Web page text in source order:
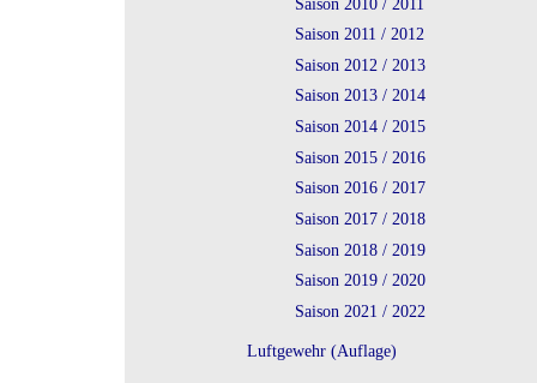
Saison 2011 / 2012
Saison 2012 / 2013
Saison 2013 / 2014
Saison 2014 / 2015
Saison 2015 / 2016
Saison 2016 / 2017
Saison 2017 / 2018
Saison 2018 / 2019
Saison 2019 / 2020
Saison 2021 / 2022
Luftgewehr (Auflage)